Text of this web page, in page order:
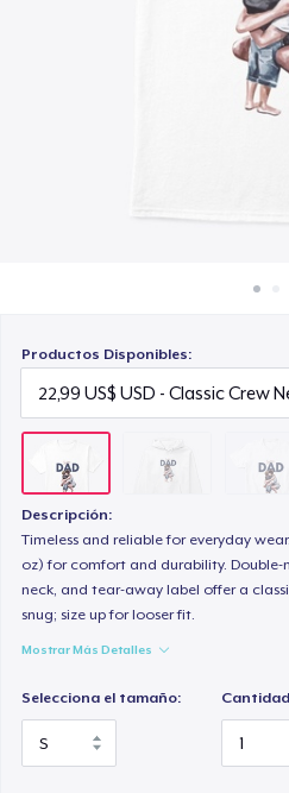
Venda en
Venda lo
Productos Disponibles:
Descripción:
Timeless and reliable for everyday
oz) for comfort and durability.
neck, and tear-away label offer a
snug; size up for looser fit.
Mostrar Más Detalles
Selecciona el tamaño: